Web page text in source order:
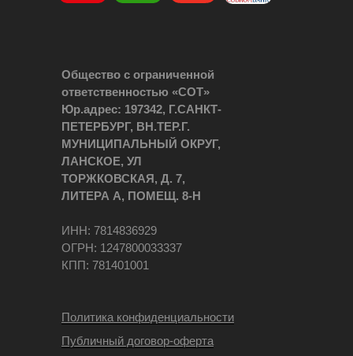
Политика конфиденциальности
Публичный договор-оферта
Общество с ограниченной
ответственностью «СОТ»
Юр.адрес: 197342, Г.САНКТ-
ПЕТЕРБУРГ, ВН.ТЕР.Г.
МУНИЦИПАЛЬНЫЙ ОКРУГ,
ЛАНСКОЕ, УЛ
ТОРЖКОВСКАЯ, Д. 7,
ЛИТЕРА А, ПОМЕЩ. 8-Н
ИНН: 7814836929
ОГРН: 1247800033337
КПП: 781401001